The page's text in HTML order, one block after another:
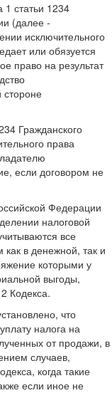
статьи 1234
(далее -
исключительного
или обязуется
право на результат
Гражданского
права
если договором не
Федерации
налоговой
все
в денежной, так и
которыми у
выгоды,
Кодекса.
что
налога на
от продажи, в
случаев,
когда такие
если иное не